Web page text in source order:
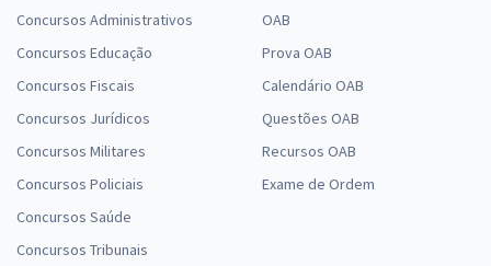
Concursos Administrativos
Concursos Educação
Concursos Fiscais
Concursos Jurídicos
Concursos Militares
Concursos Policiais
Concursos Saúde
Concursos Tribunais
OAB
Prova OAB
Calendário OAB
Questões OAB
Recursos OAB
Exame de Ordem